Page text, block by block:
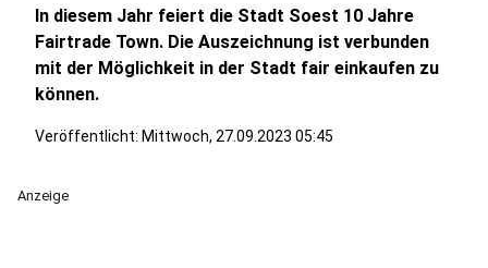
In diesem Jahr feiert die Stadt Soest 10 Jahre
Fairtrade Town. Die Auszeichnung ist verbunden
mit der Möglichkeit in der Stadt fair einkaufen zu
können.
Veröffentlicht: Mittwoch, 27.09.2023 05:45
Anzeige